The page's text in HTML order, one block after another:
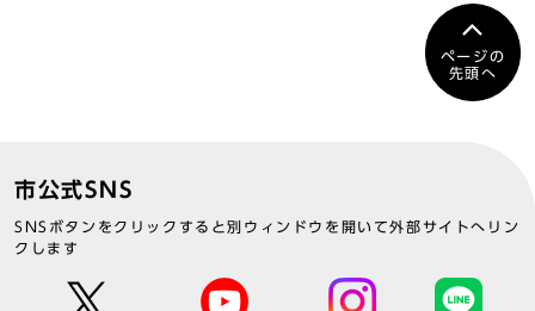
ページの
先頭へ
市公式SNS
SNSボタンをクリックすると別ウィンドウを開いて外部サイトへリン
クします